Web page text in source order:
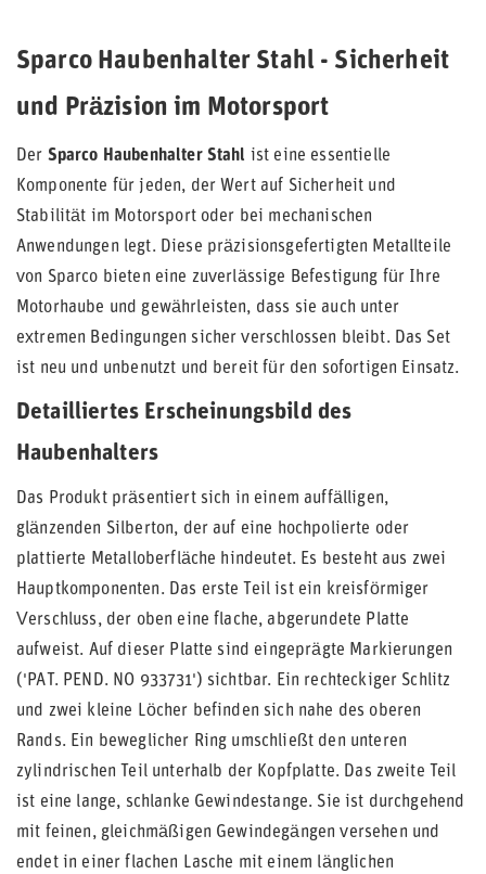
Sparco Haubenhalter Stahl - Sicherheit
und Präzision im Motorsport
Der Sparco Haubenhalter Stahl ist eine essentielle
Komponente für jeden, der Wert auf Sicherheit und
Stabilität im Motorsport oder bei mechanischen
Anwendungen legt. Diese präzisionsgefertigten Metallteile
von Sparco bieten eine zuverlässige Befestigung für Ihre
Motorhaube und gewährleisten, dass sie auch unter
extremen Bedingungen sicher verschlossen bleibt. Das Set
ist neu und unbenutzt und bereit für den sofortigen Einsatz.
Detailliertes Erscheinungsbild des
Haubenhalters
Das Produkt präsentiert sich in einem auffälligen,
glänzenden Silberton, der auf eine hochpolierte oder
plattierte Metalloberfläche hindeutet. Es besteht aus zwei
Hauptkomponenten. Das erste Teil ist ein kreisförmiger
Verschluss, der oben eine flache, abgerundete Platte
aufweist. Auf dieser Platte sind eingeprägte Markierungen
('PAT. PEND. NO 933731') sichtbar. Ein rechteckiger Schlitz
und zwei kleine Löcher befinden sich nahe des oberen
Rands. Ein beweglicher Ring umschließt den unteren
zylindrischen Teil unterhalb der Kopfplatte. Das zweite Teil
ist eine lange, schlanke Gewindestange. Sie ist durchgehend
mit feinen, gleichmäßigen Gewindegängen versehen und
endet in einer flachen Lasche mit einem länglichen